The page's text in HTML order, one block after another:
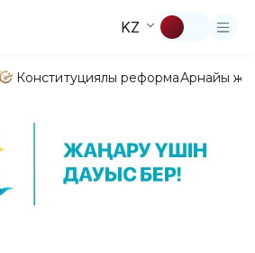
KZ
Конституциялық реформаАрнайы